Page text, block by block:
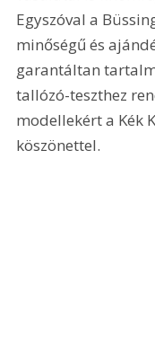
Egyszóval a
minőségű és
garantáltan
tallózó-teszthez
modellekért a Kék
köszönettel.